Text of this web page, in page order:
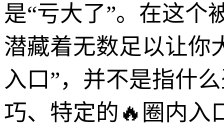
是“亏大了”。在这个
潜藏着无数足以让你
入口”，并不是指什
巧、特定的🔥圈内入